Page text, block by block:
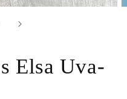
Elsa Uva-